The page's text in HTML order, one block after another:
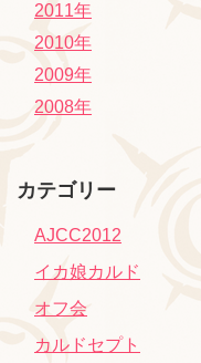
2011年
2010年
2009年
2008年
カテゴリー
AJCC2012
イカ娘カルド
オフ会
カルドセプト